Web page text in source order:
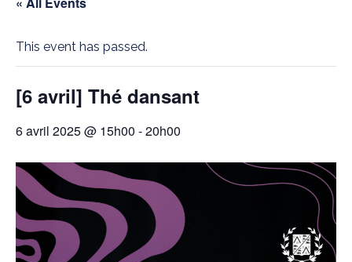
This event has passed.
[6 avril] Thé dansant
6 avril 2025 @ 15h00 -20h00